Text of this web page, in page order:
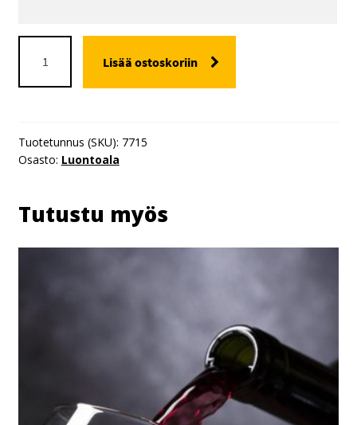
MOOTTORIKELKKAKOULUTUS
määrä
Lisää ostoskoriin
Tuotetunnus (SKU): 7715
Osasto: Luontoala
Tutustu myös